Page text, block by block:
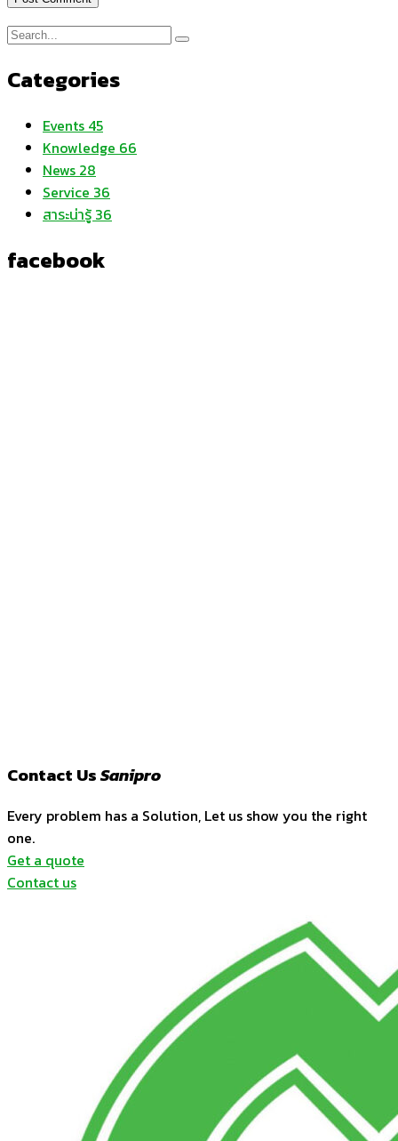
Categories
Events 45
Knowledge 66
News 28
Service 36
สาระน่ารู้ 36
facebook
Contact UsSanipro
Every problem has a Solution, Let us show you the right
one.
Get a quote
Contact us